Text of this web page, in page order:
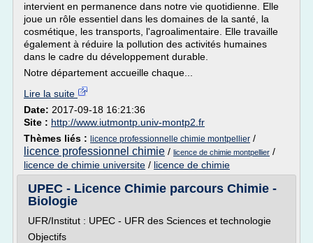
intervient en permanence dans notre vie quotidienne. Elle
joue un rôle essentiel dans les domaines de la santé, la
cosmétique, les transports, l'agroalimentaire. Elle travaille
également à réduire la pollution des activités humaines
dans le cadre du développement durable.
Notre département accueille chaque...
Lire la suite
Date: 2017-09-18 16:21:36
Site : http://www.iutmontp.univ-montp2.fr
Thèmes liés : licence professionnelle chimie montpellier /
licence professionnel chimie / licence de chimie montpellier /
licence de chimie universite / licence de chimie
UPEC - Licence Chimie parcours Chimie -
Biologie
UFR/Institut : UPEC - UFR des Sciences et technologie
Objectifs